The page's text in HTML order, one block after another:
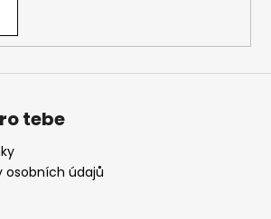
tebe
osobních údajů